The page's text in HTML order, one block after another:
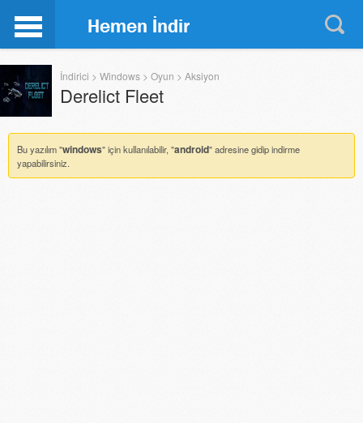
İndirici > Windows > Oyun > Aksiyon
Derelict Fleet
Bu yazılım "windows" için kullanılabilir, "android" adresine gidip indirme
yapabilirsiniz.